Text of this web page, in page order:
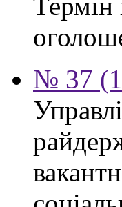
№ 37